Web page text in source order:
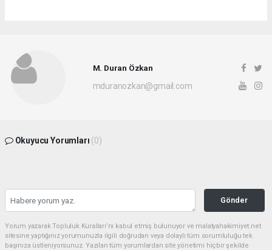
M. Duran Özkan
mduranozkan@gmail.com
Okuyucu Yorumları (0)
Gönder
Yorum yazarak Topluluk Kuralları’nı kabul etmiş bulunuyor ve malatyahakimiyet.net
sitesine yaptığınız yorumunuzla ilgili doğrudan veya dolaylı tüm sorumluluğu tek
başınıza üstleniyorsunuz. Yazılan tüm yorumlardan site yönetimi hiçbir şekilde